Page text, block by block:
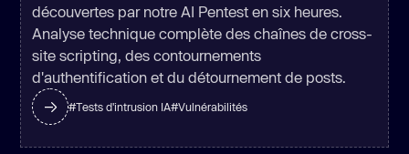
découvertes par notre AI Pentest en six heures.
Analyse technique complète des chaînes de cross-
site scripting, des contournements
d'authentification et du détournement de posts.
#Tests d'intrusion IA#Vulnérabilités